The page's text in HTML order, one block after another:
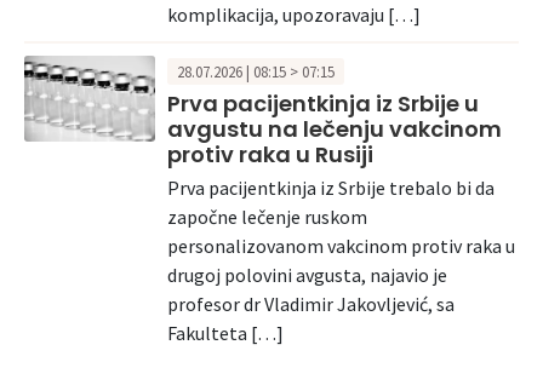
komplikacija, upozoravaju […]
28.07.2026 | 08:15 > 07:15
Prva pacijentkinja iz Srbije u
avgustu na lečenju vakcinom
protiv raka u Rusiji
Prva pacijentkinja iz Srbije trebalo bi da
započne lečenje ruskom
personalizovanom vakcinom protiv raka u
drugoj polovini avgusta, najavio je
profesor dr Vladimir Jakovljević, sa
Fakulteta […]